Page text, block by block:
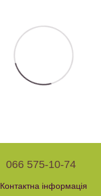
066 575-10-74
Контактна інформація